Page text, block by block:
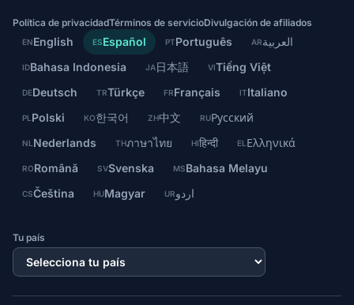
Política de privacidadTérminos de servicioDivulgación de afiliados
ENEnglish ESEspañol PTPortuguês ARالعربية
IDBahasa Indonesia JA日本語 VITiếng Việt
DEDeutsch TRTürkçe FRFrançais ITItaliano
PL Polski KO한국어 ZH中文 RUРусский
NL Nederlands THภาษาไทย HIहिन्दी EL Ελληνικά
RORomână SVSvenska MSBahasa Melayu
CSČeština HUMagyar URاردو
Tu país